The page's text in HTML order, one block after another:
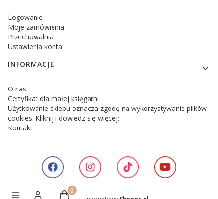
Logowanie
Moje zamówienia
Przechowalnia
Ustawienia konta
INFORMACJE
O nas
Certyfikat dla małej księgarni
Użytkowanie sklepu oznacza zgodę na wykorzystywanie plików
cookies. Kliknij i dowiedz się więcej:
Kontakt
Produkty w koszyku: 0. Zobacz szczegóły